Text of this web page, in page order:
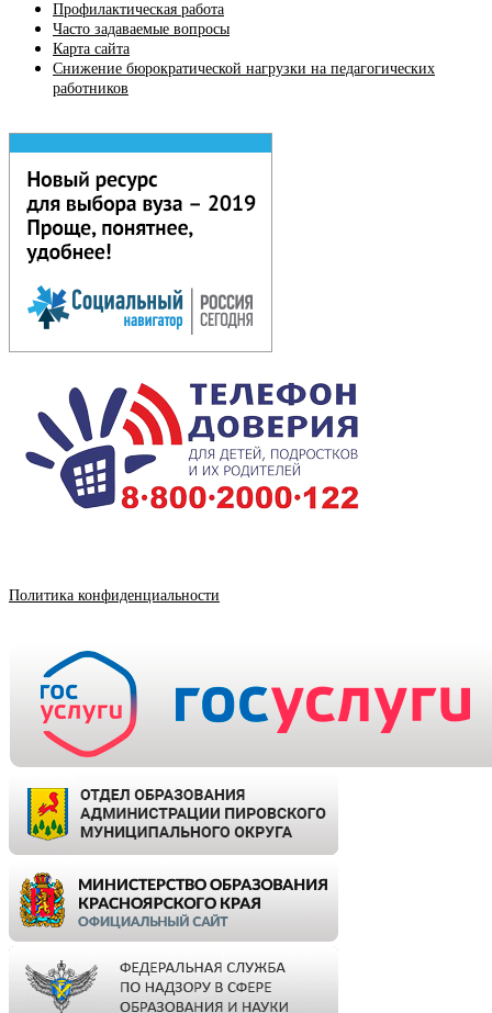
Профилактическая работа
Часто задаваемые вопросы
Карта сайта
Снижение бюрократической нагрузки на педагогических
работников
Политика конфиденциальности